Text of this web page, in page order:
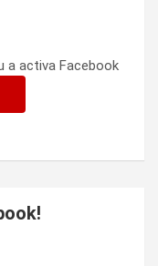
a activa Facebook